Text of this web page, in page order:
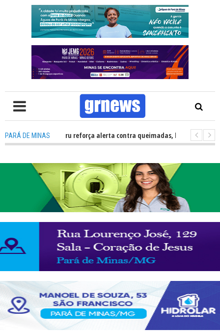
PARÁ DE MINAS
Carmo do Cajuru reforça alerta contra queimadas, baixa umidade e